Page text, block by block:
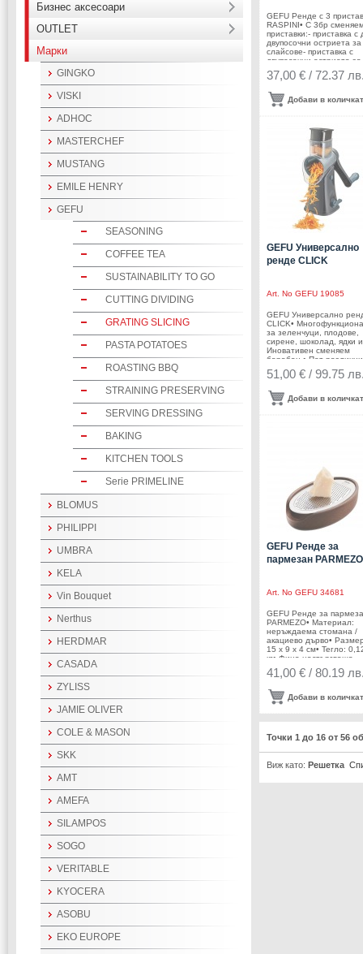
GEFU Ренде с 3
RASPINI• С 3бр
приставки:- приставка с
двупосочни остриета за
слайсове- приставка с
двупосочни остриета за
жулиени- приставка за
рендосване• Материал:
пластмаса• За
продукти с ширина: до
Размери: 33,7 х 9,8 х
Тегло: 0,320 кг•
за миене в съдомиялна
машинаПроизводител:
GEFU / Германия
37,00 € / 72.37
Добави в
GEFU Универсално
ренде CLICK
Art. No GEFU 19085
GEFU Универсално
CLICK•
за зеленчуци, плодове,
сирене, шоколад, ядки
Иновативен сменяем
барабан • Пет различни
вложки (рендета) за
вълнообразни резени,
фини жулиени•
кутия за съхранение на
закрепяне• Размери:
12,5 х 27,5 см (ДхШхВ)•
Материал:
неръждаема стомана,
пластмаса • Подходящо
измиване в съдомиялна
машина (с изключение
основата и кутията за
GEFU / Германия
51,00 € / 99.75
Добави в
GEFU Ренде за
пармезан PARMEZO
Art. No GEFU 34681
GEFU Ренде за
PARMEZO• Материал:
неръждаема стомана /
акациево дърво•
15 х 9 х 4 см• Тегло:
кг• Фина настъргваща
повърхност• Брилянтна
острота благодарение
Подходящо за твърди
сирена, шоколад, ядки
настърганите
да сервирате на
GEFU / Германия
41,00 € / 80.19
Добави в
Точки 1 до 16 от 56
Виж като: Решетка
Бизнес аксесоари
OUTLET
Марки
GINGKO
VISKI
ADHOC
MASTERCHEF
MUSTANG
EMILE HENRY
GEFU
SEASONING
COFFEE TEA
SUSTAINABILITY TO GO
CUTTING DIVIDING
GRATING SLICING
PASTA POTATOES
ROASTING BBQ
STRAINING PRESERVING
SERVING DRESSING
BAKING
KITCHEN TOOLS
Serie PRIMELINE
BLOMUS
PHILIPPI
UMBRA
KELA
Vin Bouquet
Nerthus
HERDMAR
CASADA
ZYLISS
JAMIE OLIVER
COLE & MASON
SKK
AMT
AMEFA
SILAMPOS
SOGO
VERITABLE
KYOCERA
ASOBU
EKO EUROPE